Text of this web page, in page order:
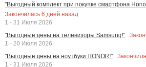
"Выгодный комплект при покупке смартфона
Закончилась 6 дней назад
1 - 31 Июля 2026
"Выгодные цены на телевизоры Samsung!"
1 - 20 Июля 2026
"Выгодные цены на ноутбуки HONOR!"
1 - 31 Июля 2026